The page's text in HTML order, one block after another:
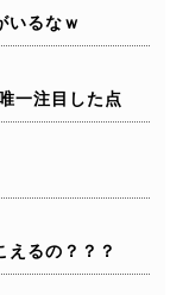
いるなｗ
一注目した点
えるの？？？